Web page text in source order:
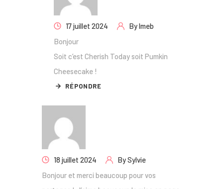
17 juillet 2024 Bylmeb
Bonjour
Soit c’est Cherish Today soit Pumkin
Cheesecake !
RÉPONDRE
18 juillet 2024 BySylvie
Bonjour et merci beaucoup pour vos